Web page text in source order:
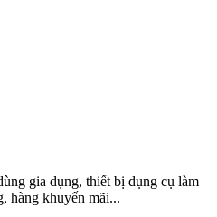
gia dụng, thiết bị dụng cụ làm
hàng khuyến mãi...